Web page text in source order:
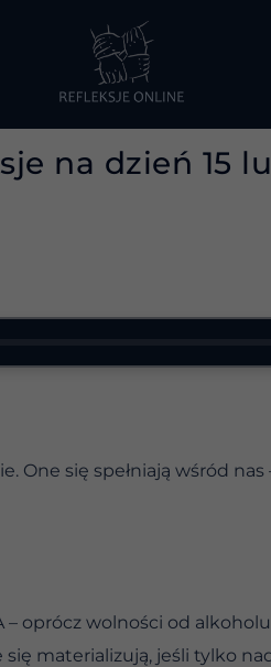
na dzień 15
One się spełniają wśród
oprócz wolności od
materializują, jeśli tylko